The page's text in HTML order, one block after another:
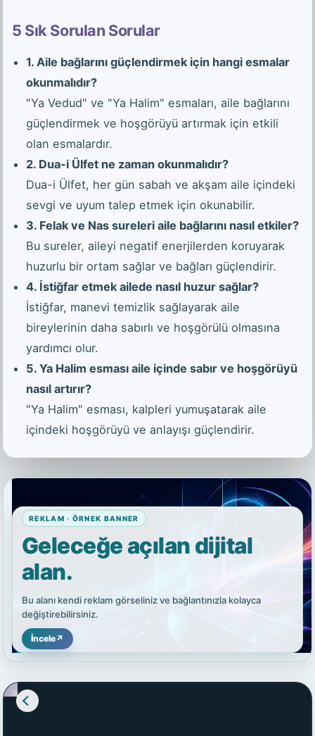
5 Sık Sorulan Sorular
1. Aile bağlarını güçlendirmek için hangi esmalar
okunmalıdır?
"Ya Vedud" ve "Ya Halim" esmaları, aile bağlarını
güçlendirmek ve hoşgörüyü artırmak için etkili
olan esmalardır.
2. Dua-i Ülfet ne zaman okunmalıdır?
Dua-i Ülfet, her gün sabah ve akşam aile içindeki
sevgi ve uyum talep etmek için okunabilir.
3. Felak ve Nas sureleri aile bağlarını nasıl etkiler?
Bu sureler, aileyi negatif enerjilerden koruyarak
huzurlu bir ortam sağlar ve bağları güçlendirir.
4. İstiğfar etmek ailede nasıl huzur sağlar?
İstiğfar, manevi temizlik sağlayarak aile
bireylerinin daha sabırlı ve hoşgörülü olmasına
yardımcı olur.
5. Ya Halim esması aile içinde sabır ve hoşgörüyü
nasıl artırır?
"Ya Halim" esması, kalpleri yumuşatarak aile
içindeki hoşgörüyü ve anlayışı güçlendirir.
REKLAM · ÖRNEK BANNER
Geleceğe açılan dijital
alan.
Bu alanı kendi reklam görseliniz ve bağlantınızla kolayca
değiştirebilirsiniz.
İncele↗